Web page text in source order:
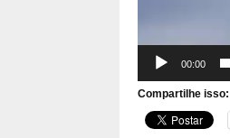
00:00
Compartilhe isso: